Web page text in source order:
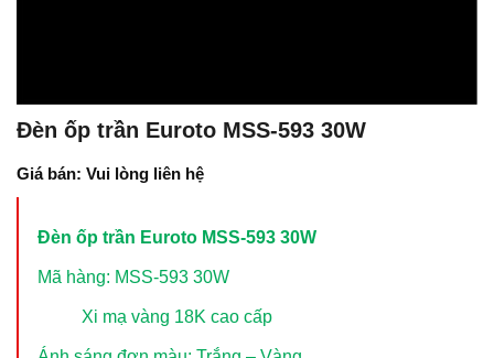
Đèn ốp trần Euroto MSS-593 30W
Giá bán: Vui lòng liên hệ
Đèn ốp trần Euroto MSS-593 30W
Mã hàng: MSS-593 30W
Xi mạ vàng 18K cao cấp